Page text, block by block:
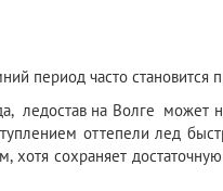
период часто становится
ледостав на Волге может
оттепели лед
сохраняет